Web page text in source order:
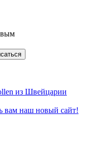
из Швейцарии
вам наш новый сайт!